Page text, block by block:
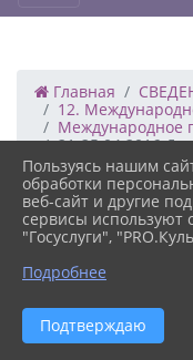
Главная
12.
Международное
21-25.04.2016
15.03.2021 11:33
21-25.04.2016
Пользуясь нашим
обработки
веб-сайт и другие
сервисы используют
"Госуслуги",
Подробнее
Подтверждаю